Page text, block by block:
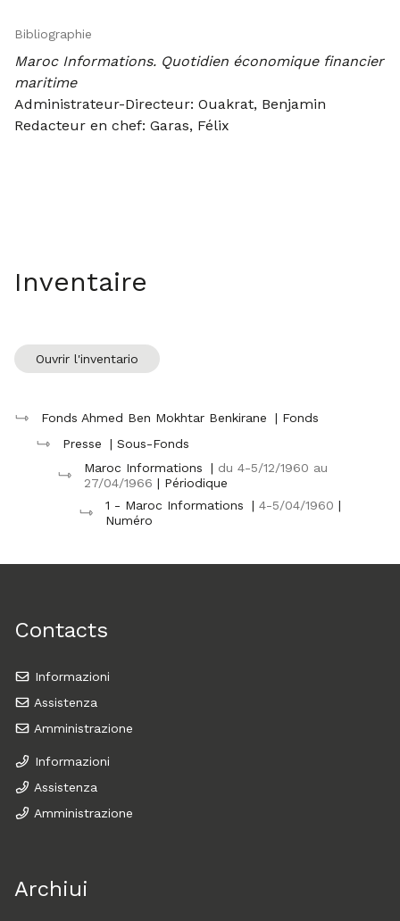
Bibliographie
Maroc Informations. Quotidien économique financier
maritime
Administrateur-Directeur: Ouakrat, Benjamin
Redacteur en chef: Garas, Félix
Inventaire
Ouvrir l'inventario
Fonds Ahmed Ben Mokhtar Benkirane
| Fonds
Presse
| Sous-Fonds
Maroc Informations
| du 4-5/12/1960 au
27/04/1966 | Périodique
1 - Maroc Informations
| 4-5/04/1960 |
Numéro
Contacts
Informazioni
Assistenza
Amministrazione
Informazioni
Assistenza
Amministrazione
Archiui